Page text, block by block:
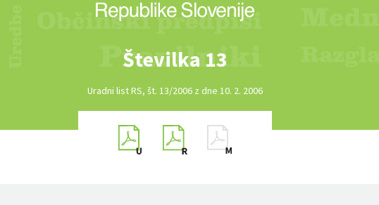
Številka 13
Uradni list RS, št. 13/2006 z dne 10. 2. 2006